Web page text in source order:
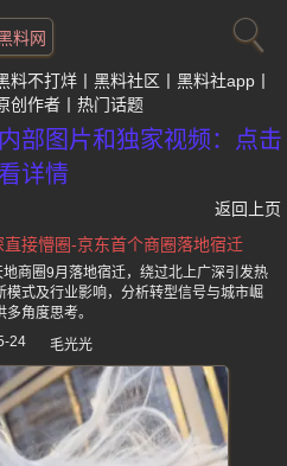
料网
料不打烊 黑料社区
黑料社app
创作者 热门话题
部图片和独家视频：点击
详情
返回上页
接懵圈-京东首个商圈落地宿迁
商圈9月落地宿迁，绕过北上广深引发热
式及行业影响，分析转型信号与城市崛
多角度思考。
24
毛光光